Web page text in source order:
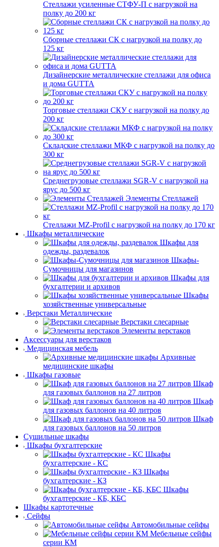
Стеллажи усиленные СТФУ-П с нагрузкой на
полку до 200 кг
Сборные стеллажи СК с нагрузкой на полку до
125 кг
Дизайнерские металлические стеллажи для офиса
и дома GUTTA
Торговые стеллажи СКУ с нагрузкой на полку до
200 кг
Складские стеллажи МКФ с нагрузкой на полку до
300 кг
Среднегрузовые стеллажи SGR-V с нагрузкой на
ярус до 500 кг
Элементы Стеллажей
Стеллажи MZ-Profil с нагрузкой на полку до 170 кг
Шкафы металлические
Шкафы для
одежды, раздевалок
Шкафы-
Сумочницы для магазинов
Шкафы для
бухгалтерии и архивов
Шкафы
хозяйственные универсальные
Верстаки Металлические
Верстаки слесарные
Элементы верстаков
Аксессуары для верстаков
Медицинская мебель
Архивные
медицинские шкафы
Шкафы газовые
Шкаф
для газовых баллонов на 27 литров
Шкаф
для газовых баллонов на 40 литров
Шкаф
для газовых баллонов на 50 литров
Сушильные шкафы
Шкафы бухгалтерские
Шкафы
бухгалтерские - КС
Шкафы
бухгалтерские - КЗ
Шкафы
бухгалтерские - КБ, КБС
Шкафы картотечные
Сейфы
Автомобильные сейфы
Мебельные сейфы
серии КМ